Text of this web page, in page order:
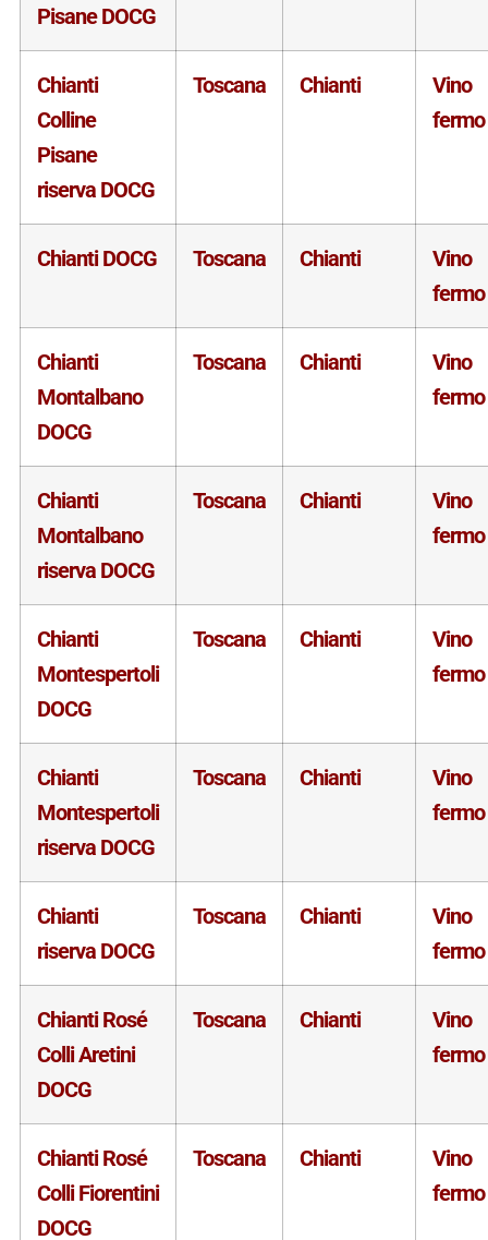
Pisane DOCG
Chianti
Colline
Pisane
riserva DOCG
Toscana Chianti
Vino
fermo
Chianti DOCG Toscana Chianti
Vino
fermo
Chianti
Montalbano
DOCG
Toscana Chianti
Vino
fermo
Chianti
Montalbano
riserva DOCG
Toscana Chianti
Vino
fermo
Chianti
Montespertoli
DOCG
Toscana Chianti
Vino
fermo
Chianti
Montespertoli
riserva DOCG
Toscana Chianti
Vino
fermo
Chianti
riserva DOCG
Toscana Chianti
Vino
fermo
Chianti Rosé
Colli Aretini
DOCG
Toscana Chianti
Vino
fermo
Chianti Rosé
Colli Fiorentini
DOCG
Toscana Chianti
Vino
fermo